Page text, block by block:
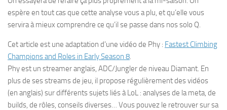
espère en tout cas que cette analyse vous a plu, et qu’elle vous
servira à mieux comprendre ce qu’il se passe dans nos solo Q.
Cet article est une adaptation d’une vidéo de Phy : Fastest Climbing
Champions and Roles in Early Season 8.
Phy est un streamer anglais, ADC/Jungler de niveau Diamant. En
plus de ses streams de jeu, il propose régulièrement des vidéos
(en anglais) sur différents sujets liés à LoL : analyses de la meta, de
builds, de rôles, conseils diverses… Vous pouvez le retrouver sur sa